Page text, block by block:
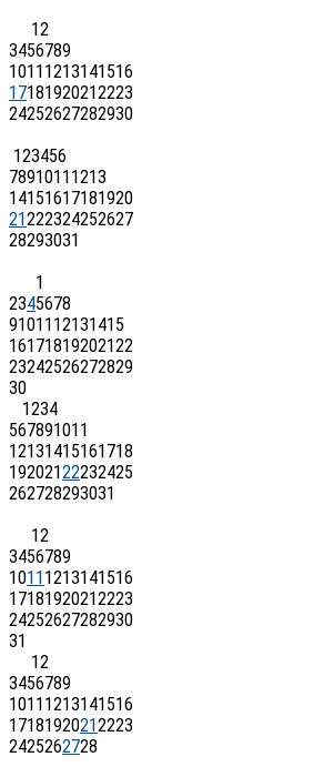
12
3456789
1011 1213141516
17181920212223
24252627282930
123456
7891011 1213
14151617181920
21222324252627
28293031
1
2345678
91011 12131415
16171819202122
23242526272829
30
1234
567891011
12131415161718
19202122232425
262728293031
12
3456789
1011 1213141516
17181920212223
24252627282930
31
12
3456789
1011 1213141516
17181920212223
2425262728